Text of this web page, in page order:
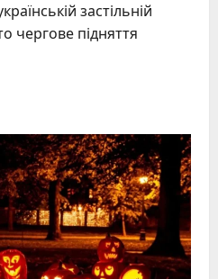
застільній
чергове підняття